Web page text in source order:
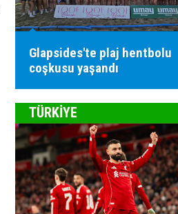
Glapsides'te plaj hentbolu
coşkusu yaşandı
TÜRKİYE